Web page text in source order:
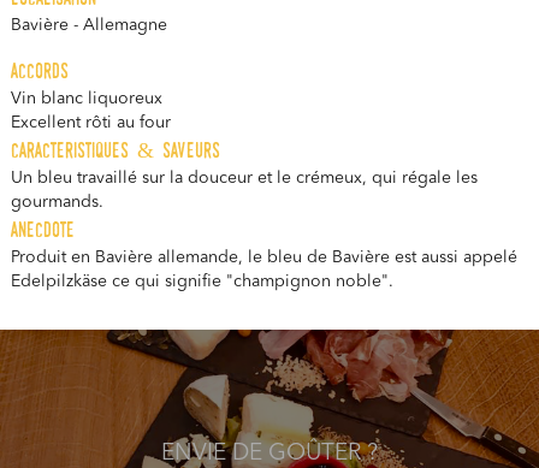
Bavière - Allemagne
accords
Vin blanc liquoreux
Excellent rôti au four
caracteristiques & saveurs
Un bleu travaillé sur la douceur et le crémeux, qui régale les
gourmands.
anecdote
Produit en Bavière allemande, le bleu de Bavière est aussi appelé
Edelpilzkäse ce qui signifie "champignon noble".
ENVIE DE GOÛTER ?